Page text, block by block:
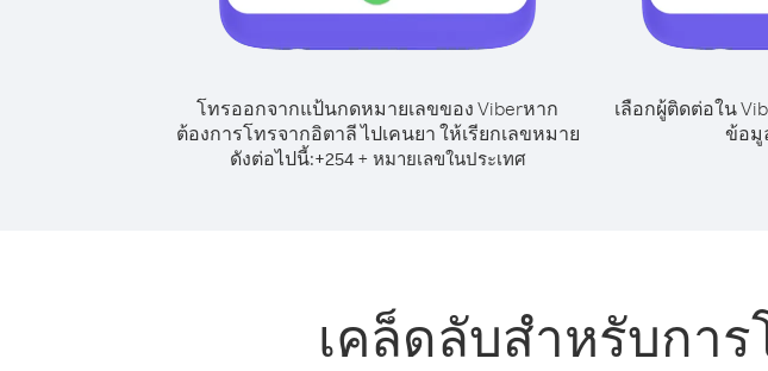
โทรออกจากแป้นกดหมายเลขของ Viberหาก
ต้องการโทรจากอิตาลี ไปเคนยา ให้เรียกเลขหมาย
ดังต่อไปนี้:+254+ หมายเลขในประเทศ
เลือกผู้ติดต่อใน
ข้อมู
เคล็ดลับสำหรับกา